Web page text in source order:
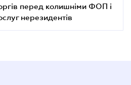
перед колишніми ФОП і
нерезидентів